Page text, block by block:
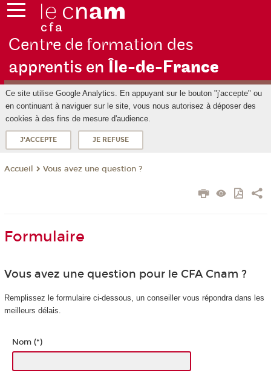
Centre de formation des
apprentis en Île-de-France
Ce site utilise Google Analytics. En appuyant sur le bouton "j'accepte" ou
en continuant à naviguer sur le site, vous nous autorisez à déposer des
cookies à des fins de mesure d'audience.
J'ACCEPTE JE REFUSE
Accueil Vous avez une question ?
Formulaire
Vous avez une question pour le CFA Cnam ?
Remplissez le formulaire ci-dessous, un conseiller vous répondra dans les
meilleurs délais.
Nom (*)